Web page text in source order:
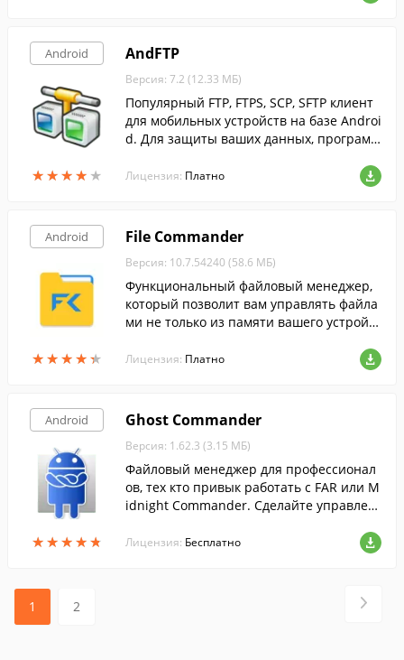
Android
★★★★ ★
★★★★ ★
AndFTP
Версия: 7.2 (12.33 МБ)
Популярный FTP, FTPS, SCP, SFTP клиент
для мобильных устройств на базе Androi
d. Для защиты ваших данных, программ
ключи.
Лицензия: Платно
Android
★★★★★
★★★★★
File Commander
Версия: 10.7.54240 (58.6 МБ)
Функциональный файловый менеджер,
который позволит вам управлять файла
ми не только из памяти вашего устройст
илищах.
Лицензия: Платно
Android
★★★★★
★★★★★
Ghost Commander
Версия: 1.62.3 (3.15 МБ)
Файловый менеджер для профессионал
ов, тех кто привык работать с FAR или M
idnight Commander. Сделайте управлен
аншете на Android точнее и удобне.
Лицензия: Бесплатно
1 2